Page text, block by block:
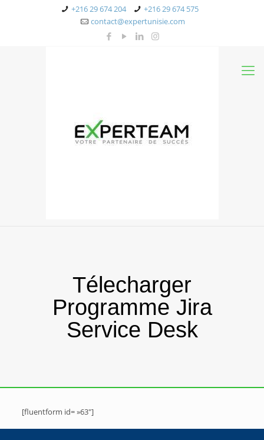
+216 29 674 204
+216 29 674 575
contact@expertunisie.com
Télecharger
Programme Jira
Service Desk
[fluentform id= »63″]